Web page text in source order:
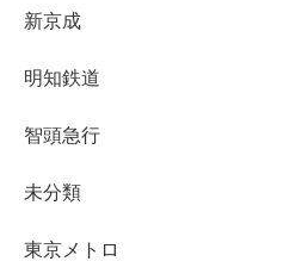
新京成
明知鉄道
智頭急行
未分類
東京メトロ